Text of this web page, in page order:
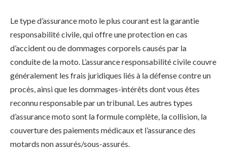
Le type d’assurance moto le plus courant est la garantie
responsabilité civile, qui offre une protection en cas
d’accident ou de dommages corporels causés par la
conduite de la moto. L’assurance responsabilité civile couvre
généralement les frais juridiques liés à la défense contre un
procès, ainsi que les dommages-intérêts dont vous êtes
reconnu responsable par un tribunal. Les autres types
d’assurance moto sont la formule complète, la collision, la
couverture des paiements médicaux et l’assurance des
motards non assurés/sous-assurés.